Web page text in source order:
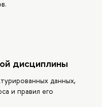
дисциплины
данных,
и правил его